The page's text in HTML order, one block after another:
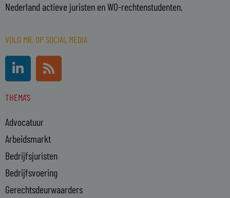
Nederland actieve juristen en WO-rechtenstudenten.
VOLG MR. OP SOCIAL MEDIA
L
i
n
k
d
i
n
-
i
n
R
s
s
THEMA'S
Advocatuur
Arbeidsmarkt
Bedrijfsjuristen
Bedrijfsvoering
Gerechtsdeurwaarders